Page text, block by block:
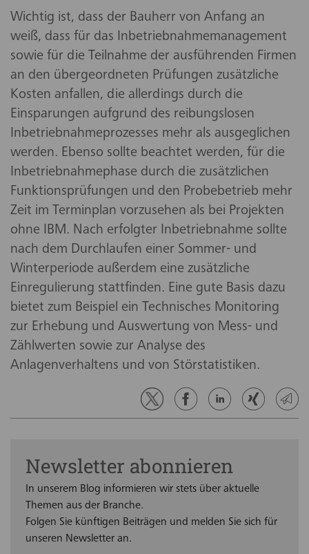
Wichtig ist, dass der Bauherr von Anfang an
weiß, dass für das Inbetriebnahmemanagement
sowie für die Teilnahme der ausführenden Firmen
an den übergeordneten Prüfungen zusätzliche
Kosten anfallen, die allerdings durch die
Einsparungen aufgrund des reibungslosen
Inbetriebnahmeprozesses mehr als ausgeglichen
werden. Ebenso sollte beachtet werden, für die
Inbetriebnahmephase durch die zusätzlichen
Funktionsprüfungen und den Probebetrieb mehr
Zeit im Terminplan vorzusehen als bei Projekten
ohne IBM. Nach erfolgter Inbetriebnahme sollte
nach dem Durchlaufen einer Sommer- und
Winterperiode außerdem eine zusätzliche
Einregulierung stattfinden. Eine gute Basis dazu
bietet zum Beispiel ein Technisches Monitoring
zur Erhebung und Auswertung von Mess- und
Zählwerten sowie zur Analyse des
Anlagenverhaltens und von Störstatistiken.
Newsletter abonnieren
In unserem Blog informieren wir stets über aktuelle
Themen aus der Branche.
Folgen Sie künftigen Beiträgen und melden Sie sich für
unseren Newsletter an.